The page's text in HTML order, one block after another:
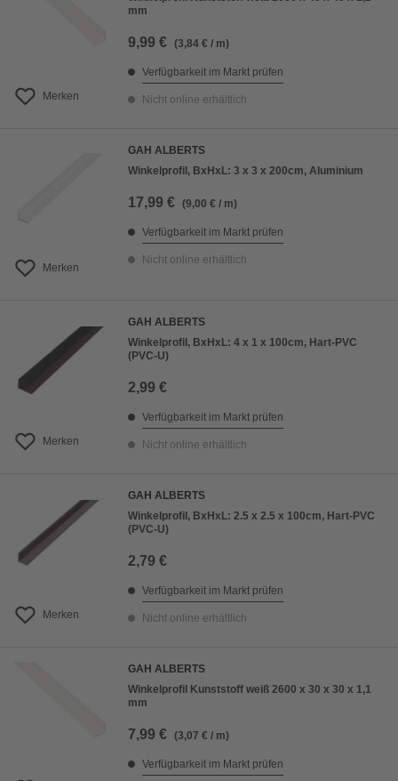
Merken
mm
9,99 € (3,84 € / m)
Verfügbarkeit im Markt prüfen
Nicht online erhältlich
Merken
GAH ALBERTS
Winkelprofil, BxHxL: 3 x 3 x 200cm, Aluminium
17,99 € (9,00 € / m)
Verfügbarkeit im Markt prüfen
Nicht online erhältlich
Merken
GAH ALBERTS
Winkelprofil, BxHxL: 4 x 1 x 100cm, Hart-PVC
(PVC-U)
2,99 €
Verfügbarkeit im Markt prüfen
Nicht online erhältlich
Merken
GAH ALBERTS
Winkelprofil, BxHxL: 2.5 x 2.5 x 100cm, Hart-PVC
(PVC-U)
2,79 €
Verfügbarkeit im Markt prüfen
Nicht online erhältlich
GAH ALBERTS
Winkelprofil Kunststoff weiß 2600 x 30 x 30 x 1,1
mm
7,99 € (3,07 € / m)
Verfügbarkeit im Markt prüfen